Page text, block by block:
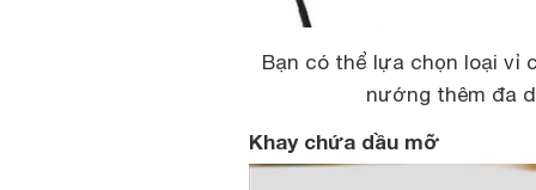
Bạn có thể lựa chọn loại vỉ
nướng thêm đa
Khay chứa dầu mỡ